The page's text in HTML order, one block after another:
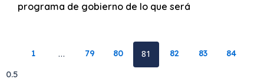
programa de gobierno de lo que será
1 … 79 80 81 82 83 84